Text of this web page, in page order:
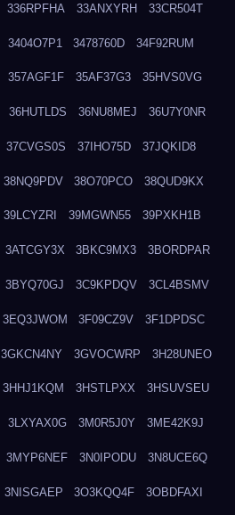
336RPFHA 33ANXYRH 33CR504T
3404O7P1 3478760D 34F92RUM
357AGF1F 35AF37G3 35HVS0VG
36HUTLDS 36NU8MEJ 36U7Y0NR
37CVGS0S 37IHO75D 37JQKID8
38NQ9PDV 38O70PCO 38QUD9KX
39LCYZRI 39MGWN55 39PXKH1B
3ATCGY3X 3BKC9MX3 3BORDPAR
3BYQ70GJ 3C9KPDQV 3CL4BSMV
3EQ3JWOM 3F09CZ9V 3F1DPDSC
3GKCN4NY 3GVOCWRP 3H28UNEO
3HHJ1KQM 3HSTLPXX 3HSUVSEU
3LXYAX0G 3M0R5J0Y 3ME42K9J
3MYP6NEF 3N0IPODU 3N8UCE6Q
3NISGAEP 3O3KQQ4F 3OBDFAXI